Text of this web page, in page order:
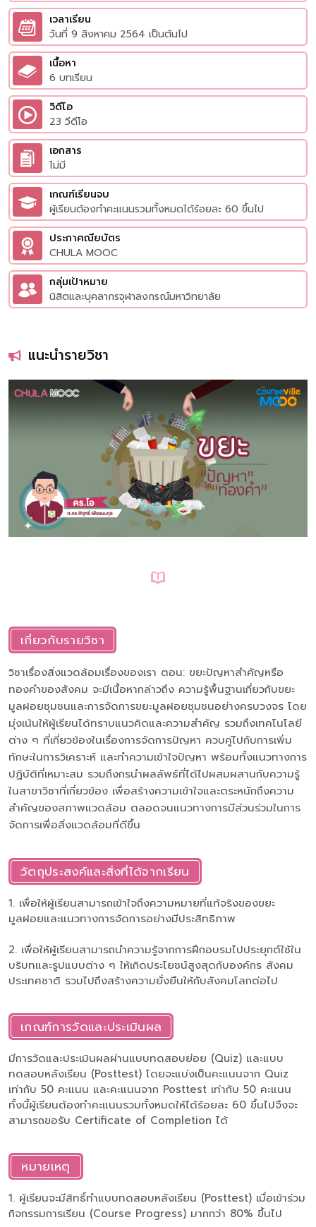
เวลาเรียน
วันที่ 9 สิงหาคม 2564 เป็นต้นไป
เนื้อหา
6 บทเรียน
วิดีโอ
23 วีดีโอ
เอกสาร
ไม่มี
เกณฑ์เรียนจบ
ผู้เรียนต้องทำคะแนนรวมทั้งหมดได้ร้อยละ 60 ขึ้นไป
ประกาศณียบัตร
CHULA MOOC
กลุ่มเป้าหมาย
นิสิตและบุคลากรจุฬาลงกรณ์มหาวิทยาลัย
แนะนำรายวิชา
เกี่ยวกับรายวิชา
วิชาเรื่องสิ่งแวดล้อมเรื่องของเรา ตอน: ขยะปัญหาสำคัญหรือ
ทองคำของสังคม จะมีเนื้อหากล่าวถึง ความรู้พื้นฐานเกี่ยวกับขยะ
มูลฝอยชุมชนและการจัดการขยะมูลฝอยชุมชนอย่างครบวงจร โดย
มุ่งเน้นให้ผู้เรียนได้ทราบแนวคิดและความสำคัญ รวมถึงเทคโนโลยี
ต่าง ๆ ที่เกี่ยวข้องในเรื่องการจัดการปัญหา ควบคู่ไปกับการเพิ่ม
ทักษะในการวิเคราะห์ และทำความเข้าใจปัญหา พร้อมทั้งแนวทางการ
ปฏิบัติที่เหมาะสม รวมถึงกรนำผลลัพธ์ที่ได้ไปผสมผสานกับความรู้
ในสาขาวิชาที่เกี่ยวข้อง เพื่อสร้างความเข้าใจและตระหนักถึงความ
สำคัญของสภาพแวดล้อม ตลอดจนแนวทางการมีส่วนร่วมในการ
จัดการเพื่อสิ่งแวดล้อมที่ดีขึ้น
วัตถุประสงค์และสิ่งที่ได้จากเรียน
1. เพื่อให้ผู้เรียนสามารถเข้าใจถึงความหมายที่แท้จริงของขยะ
มูลฝอยและแนวทางการจัดการอย่างมีประสิทธิภาพ
2. เพื่อให้ผู้เรียนสามารถนำความรู้จากการฝึกอบรมไปประยุกต์ใช้ใน
บริบทและรูปแบบต่าง ๆ ให้เกิดประโยชน์สูงสุดกับองค์กร สังคม
ประเทศชาติ รวมไปถึงสร้างความยั่งยืนให้กับสังคมโลกต่อไป
เกณฑ์การวัดและประเมินผล
มีการวัดและประเมินผลผ่านแบบทดสอบย่อย (Quiz) และแบบ
ทดสอบหลังเรียน (Posttest) โดยจะแบ่งเป็นคะแนนจาก Quiz
เท่ากับ 50 คะแนน และคะแนนจาก Posttest เท่ากับ 50 คะแนน
ทั้งนี้ผู้เรียนต้องทำคะแนนรวมทั้งหมดให้ได้ร้อยละ 60 ขึ้นไปจึงจะ
สามารถขอรับ Certificate of Completion ได้
หมายเหตุ
1. ผู้เรียนจะมีสิทธิ์ทำแบบทดสอบหลังเรียน (Posttest) เมื่อเข้าร่วม
กิจกรรมการเรียน (Course Progress) มากกว่า 80% ขึ้นไป